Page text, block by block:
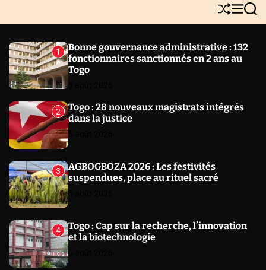
W
S
S
h
l
e
M
e
u
S
e
r
c
1
Bonne gouvernance administrative : 132
fonctionnaires sanctionnés en 2 ans au
Togo
2
Togo : 28 nouveaux magistrats intégrés
dans la justice
3
AGBOGBOZA 2026 : Les festivités
suspendues, place au rituel sacré
4
Togo : Cap sur la recherche, l’innovation
et la biotechnologie